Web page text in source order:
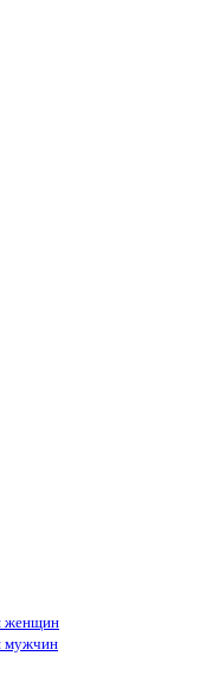
женщин
мужчин